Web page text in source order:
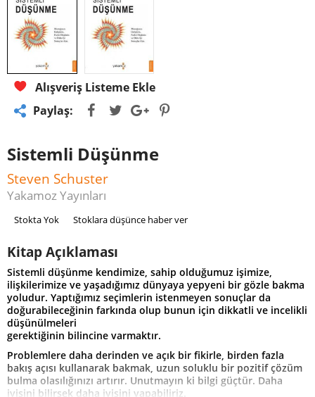
Alışveriş Listeme Ekle
Paylaş:
Sistemli Düşünme
Steven Schuster
Yakamoz Yayınları
Stokta Yok Stoklara düşünce haber ver
Kitap Açıklaması
Sistemli düşünme kendimize, sahip olduğumuz işimize,
ilişkilerimize ve yaşadığımız dünyaya yepyeni bir gözle bakma
yoludur. Yaptığımız seçimlerin istenmeyen sonuçlar da
doğurabileceğinin farkında olup bunun için dikkatli ve incelikli
düşünülmeleri
gerektiğinin bilincine varmaktır.
Problemlere daha derinden ve açık bir fikirle, birden fazla
bakış açısı kullanarak bakmak, uzun soluklu bir pozitif çözüm
bulma olasılığınızı artırır. Unutmayın ki bilgi güçtür. Daha
iyisini bilirsek daha iyisini yapabiliriz.